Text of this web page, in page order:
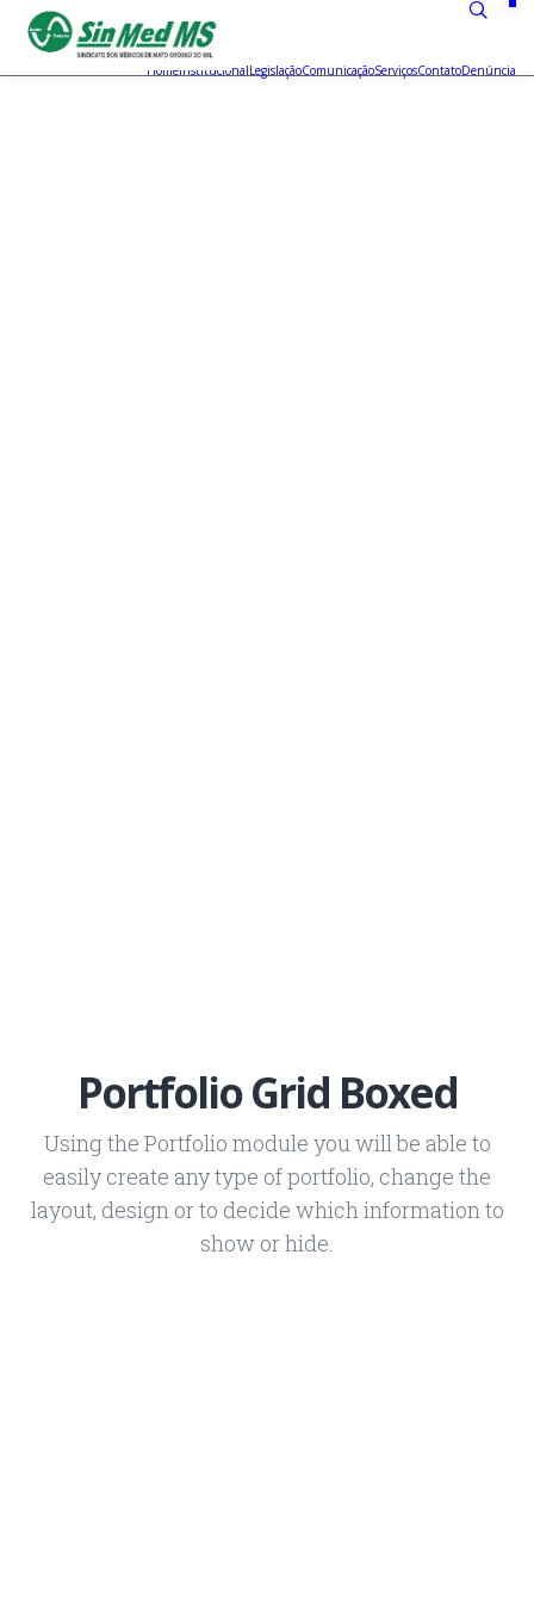
HomeInstitucionalLegislaçãoComunicaçãoServiçosContatoDenúncia
Portfolio Grid Boxed
Using the Portfolio module you will be able to
easily create any type of portfolio, change the
layout, design or to decide which information to
show or hide.